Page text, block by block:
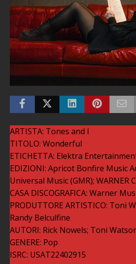
ARTISTA: Tones and I
TITOLO: Wonderful
ETICHETTA: Elektra
EDIZIONI: Apricot Bonfire Music
Universal Music (GMR); WARNER
CASA DISCOGRAFICA: Warner
PRODUTTORE ARTISTICO: Toni
Randy Belculfine
AUTORI: Rick Nowels; Toni
GENERE: Pop
ISRC: USAT22402915